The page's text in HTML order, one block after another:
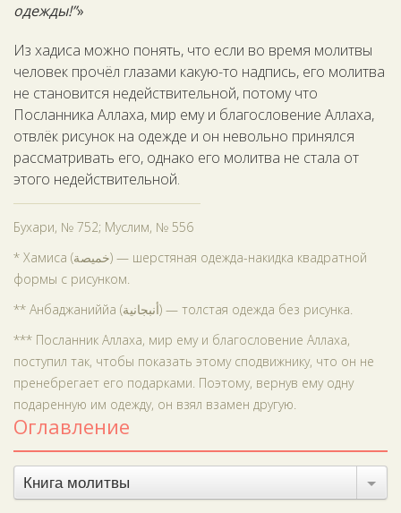
одежды!”»
Из хадиса можно понять, что если во время молитвы
человек прочёл глазами какую-то надпись, его молитва
не становится недействительной, потому что
Посланника Аллаха, мир ему и благословение Аллаха,
отвлёк рисунок на одежде и он невольно принялся
рассматривать его, однако его молитва не стала от
этого недействительной.
Бухари, № 752; Муслим, № 556
* Хамиса (خميصة) — шерстяная одежда-накидка квадратной
формы с рисунком.
** Анбаджаниййа (أنبجانية) — толстая одежда без рисунка.
*** Посланник Аллаха, мир ему и благословение Аллаха,
поступил так, чтобы показать этому сподвижнику, что он не
пренебрегает его подарками. Поэтому, вернув ему одну
подаренную им одежду, он взял взамен другую.
Оглавление
Книга молитвы